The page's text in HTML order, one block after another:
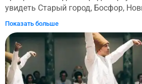
увидеть Старый город, Босфор,
азиатскую сторону. Посещение
представление о горизонте
Показать больше